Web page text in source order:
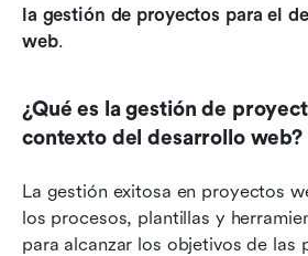
la gestión de proyectos para el
web.
¿Qué es la gestión de
contexto del desarrollo web?
La gestión exitosa en proyectos
los procesos, plantillas y
para alcanzar los objetivos de las